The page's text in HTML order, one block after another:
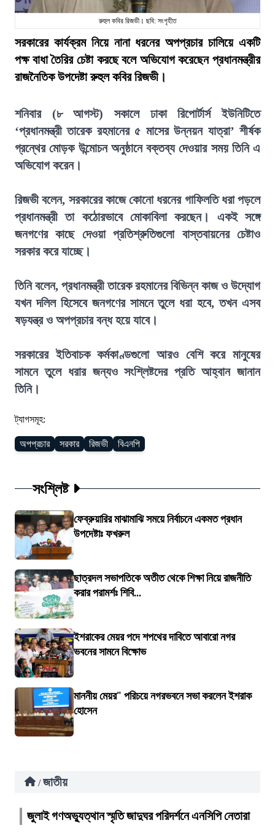
রুহুল কবির রিজভী। ছবি: সংগৃহীত
সরকারের কার্যক্রম নিয়ে নানা ধরনের অপপ্রচার চালিয়ে একটি
পক্ষ বাধা তৈরির চেষ্টা করছে বলে অভিযোগ করেছেন প্রধানমন্ত্রীর
রাজনৈতিক উপদেষ্টা রুহুল কবির রিজভী।
শনিবার (৮ আগস্ট) সকালে ঢাকা রিপোর্টার্স ইউনিটিতে
‘প্রধানমন্ত্রী তারেক রহমানের ৫ মাসের উন্নয়ন যাত্রা’ শীর্ষক
গ্রন্থের মোড়ক উন্মোচন অনুষ্ঠানে বক্তব্য দেওয়ার সময় তিনি এ
অভিযোগ করেন।
রিজভী বলেন, সরকারের কাজে কোনো ধরনের গাফিলতি ধরা পড়লে
প্রধানমন্ত্রী তা কঠোরভাবে মোকাবিলা করছেন। একই সঙ্গে
জনগণের কাছে দেওয়া প্রতিশ্রুতিগুলো বাস্তবায়নের চেষ্টাও
সরকার করে যাচ্ছে।
তিনি বলেন, প্রধানমন্ত্রী তারেক রহমানের বিভিন্ন কাজ ও উদ্যোগ
যখন দলিল হিসেবে জনগণের সামনে তুলে ধরা হবে, তখন এসব
ষড়যন্ত্র ও অপপ্রচার বন্ধ হয়ে যাবে।
সরকারের ইতিবাচক কর্মকাণ্ডগুলো আরও বেশি করে মানুষের
সামনে তুলে ধরার জন্যও সংশ্লিষ্টদের প্রতি আহ্বান জানান
তিনি।
ট্যাগসমূহ:
অপপ্রচার সরকার রিজভী বিএনপি
সংশ্লিষ্ট
ফেব্রুয়ারির মাঝামাঝি সময়ে নির্বাচনে একমত প্রধান
উপদেষ্টাঃ ফখরুল
ছাত্রদল সভাপতিকে অতীত থেকে শিক্ষা নিয়ে রাজনীতি
করার পরামর্শঃ শিবি...
ইশরাকের মেয়র পদে শপথের দাবিতে আবারো নগর
ভবনের সামনে বিক্ষোভ
মাননীয় মেয়র" পরিচয়ে নগরভবনে সভা করলেন ইশরাক
হোসেন
/ জাতীয়
জুলাই গণঅভ্যুত্থান স্মৃতি জাদুঘর পরিদর্শনে এনসিপি নেতারা